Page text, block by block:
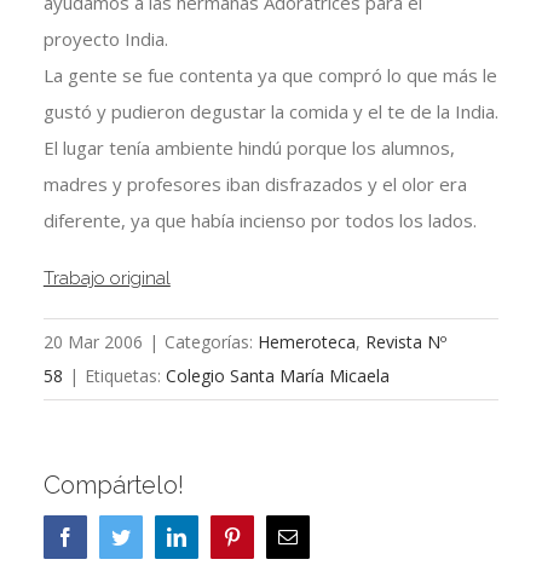
proyecto India.
La gente se fue contenta ya que compró lo que más le
gustó y pudieron degustar la comida y el te de la India.
El lugar tenía ambiente hindú porque los alumnos,
madres y profesores iban disfrazados y el olor era
diferente, ya que había incienso por todos los lados.
Trabajo original
20 Mar 2006 | Categorías: Hemeroteca, Revista Nº
58 | Etiquetas: Colegio Santa María Micaela
Compártelo!
FacebookTwitterLinkedInPinterestCorreo
electrónico